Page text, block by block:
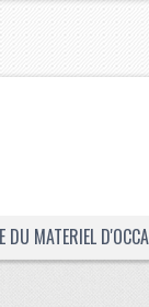
DU MATERIEL